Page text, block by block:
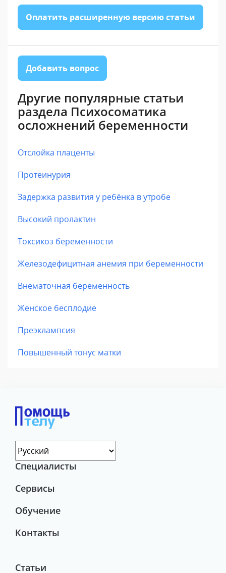
Оплатить расширенную версию статьи
Добавить вопрос
Другие популярные статьи
раздела Психосоматика
осложнений беременности
Отслойка плаценты
Протеинурия
Задержка развития у ребёнка в утробе
Высокий пролактин
Токсикоз беременности
Железодефицитная анемия при беременности
Внематочная беременность
Женское бесплодие
Преэклампсия
Повышенный тонус матки
Специалисты
Сервисы
Обучение
Контакты
Статьи